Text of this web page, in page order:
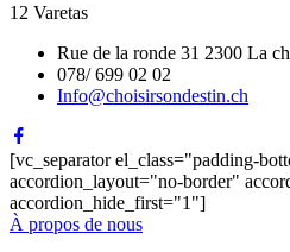
12 Varetas
Rue de la ronde 31 2300 La
078/ 699 02 02
Info@choisirsondestin.ch
[vc_separator el_class="padding-
accordion_layout="no-border"
accordion_hide_first="1"]
À propos de nous